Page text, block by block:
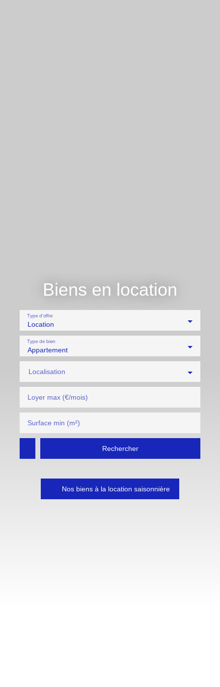
Biens en location
Location
Type d'offre
Appartement
Type de bien
Localisation
Loyer max (€/mois)
Surface min (m²)
Rechercher
Nos biens à la location saisonnière